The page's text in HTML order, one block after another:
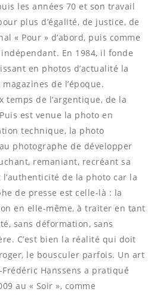
les années 70 et son travail
plus d’égalité, de justice, de
« Pour » d’abord, puis comme
En 1984, il fonde
en photos d’actualité la
de l’époque.
temps de l’argentique, de la
est venue la photo en
technique, la photo
photographe de développer
remaniant, recréant sa
de la photo car la
de presse est celle-là : la
en elle-même, à traiter en tant
sans déformation, sans
C’est bien la réalité qui doit
le bousculer parfois. Un art
Hanssens a pratiqué
au « Soir », comme